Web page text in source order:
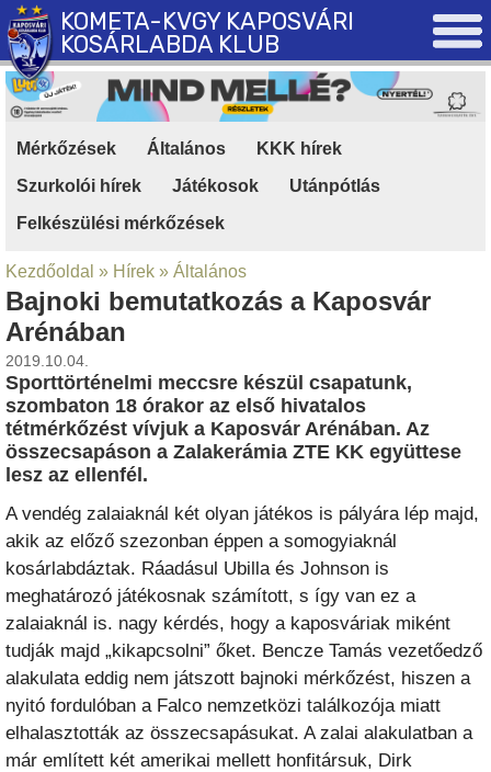
KOMETA-KVGY KAPOSVÁRI
KOSÁRLABDA KLUB
Mérkőzések Általános KKK hírek
Szurkolói hírek
Játékosok Utánpótlás
Felkészülési mérkőzések
Kezdőoldal » Hírek » Általános
Bajnoki bemutatkozás a Kaposvár
Arénában
2019.10.04.
Sporttörténelmi meccsre készül csapatunk,
szombaton 18 órakor az első hivatalos
tétmérkőzést vívjuk a Kaposvár Arénában. Az
összecsapáson a Zalakerámia ZTE KK együttese
lesz az ellenfél.
A vendég zalaiaknál két olyan játékos is pályára lép majd,
akik az előző szezonban éppen a somogyiaknál
kosárlabdáztak. Ráadásul Ubilla és Johnson is
meghatározó játékosnak számított, s így van ez a
zalaiaknál is. nagy kérdés, hogy a kaposváriak miként
tudják majd „kikapcsolni” őket. Bencze Tamás vezetőedző
alakulata eddig nem játszott bajnoki mérkőzést, hiszen a
nyitó fordulóban a Falco nemzetközi találkozója miatt
elhalasztották az összecsapásukat. A zalai alakulatban a
már említett két amerikai mellett honfitársuk, Dirk